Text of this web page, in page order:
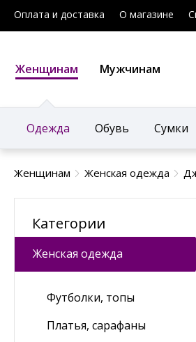
Оплата и доставка О магазине
Женщинам
Одежда Обувь Сумки
Мужчинам
Женщинам Женская одежда
Категории
Женская одежда
Футболки, топы
Платья, сарафаны